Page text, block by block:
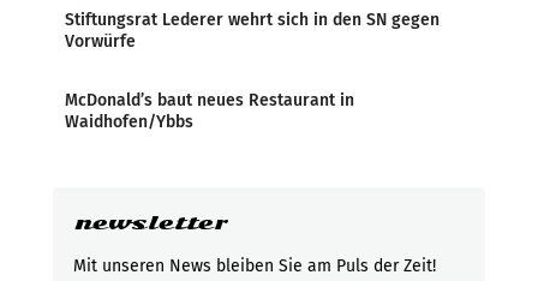
Stiftungsrat Lederer wehrt sich in den SN gegen
Vorwürfe
McDonald’s baut neues Restaurant in
Waidhofen/Ybbs
newsletter
Mit unseren News bleiben Sie am Puls der Zeit!